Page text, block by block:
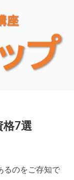
格7選
るのをご存知で